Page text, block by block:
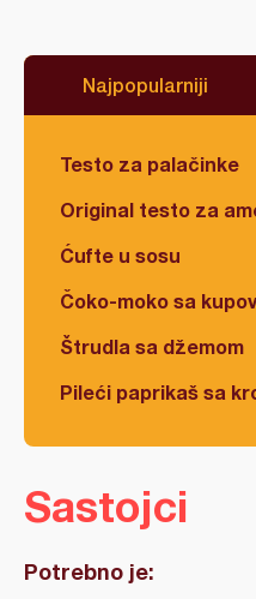
Najpopularniji
Testo za palačinke
Original testo za
Ćufte u sosu
Čoko-moko sa
Štrudla sa džemom
Pileći paprikaš sa
Sastojci
Potrebno je: